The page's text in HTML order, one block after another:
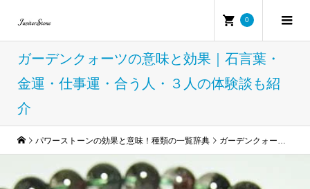
0
ガーデンクォーツの意味と効果｜石言葉・
金運・仕事運・合う人・３人の体験談も紹
介
パワーストーンの効果と意味！種類の一覧辞典 ガーデンクォーツの意味と効果｜石言葉・金運・仕事運・合う人・３人の体験談も紹介